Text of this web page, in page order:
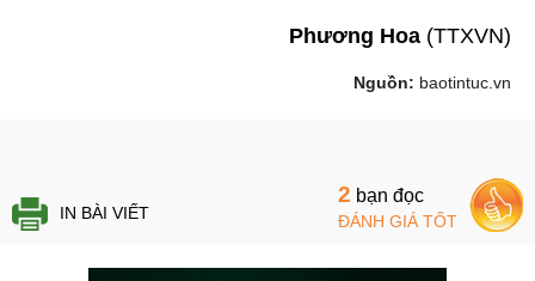
Phương Hoa (TTXVN)
Nguồn: baotintuc.vn
IN BÀI VIẾT
2 bạn đọc
ĐÁNH GIÁ TỐT